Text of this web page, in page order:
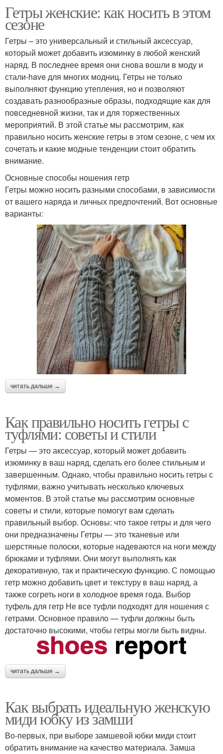
Гетры женские: как носить в этом
сезоне
Гетры – это универсальный и стильный аксессуар,
который может добавить изюминку в любой женский
наряд. В последнее время они снова вошли в моду и
стали-have для многих модниц. Гетры не только
выполняют функцию утепления, но и позволяют
создавать разнообразные образы, подходящие как для
повседневной жизни, так и для торжественных
мероприятий. В этой статье мы рассмотрим, как
правильно носить женские гетры в этом сезоне, с чем их
сочетать и какие модные тенденции стоит обратить
внимание.
Основные способы ношения гетр
Гетры можно носить разными способами, в зависимости
от вашего наряда и личных предпочтений. Вот основные
варианты:
читать дальше →
Как правильно носить гетры с
туфлями: советы и стили
Гетры — это аксессуар, который может добавить
изюминку в ваш наряд, сделать его более стильным и
завершенным. Однако, чтобы правильно носить гетры с
туфлями, важно учитывать несколько ключевых
моментов. В этой статье мы рассмотрим основные
советы и стили, которые помогут вам сделать
правильный выбор. Основы: что такое гетры и для чего
они предназначены Гетры — это тканевые или
шерстяные полоски, которые надеваются на ноги между
брюками и туфлями. Они могут выполнять как
декоративную, так и практическую функцию. С помощью
гетр можно добавить цвет и текстуру в ваш наряд, а
также согреть ноги в холодное время года. Выбор
туфель для гетр Не все туфли подходят для ношения с
гетрами. Основное правило — туфли должны быть
достаточно высокими, чтобы гетры могли быть видны.
читать дальше →
Как выбрать идеальную женскую
миди юбку из замши
Во-первых, при выборе замшевой юбки миди стоит
обратить внимание на качество материала. Замша